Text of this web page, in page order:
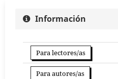
Información
Para lectores/as
Para autores/as